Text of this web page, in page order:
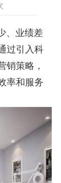
、业绩差
过引入科
销策略，
率和服务